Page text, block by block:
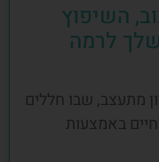
השיפוץ
לרמה
מתעצב, שבו חללים
באמצעות